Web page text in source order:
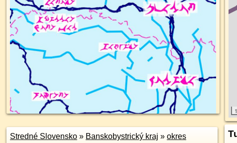
Stredné Slovensko » Banskobystrický kraj » okres